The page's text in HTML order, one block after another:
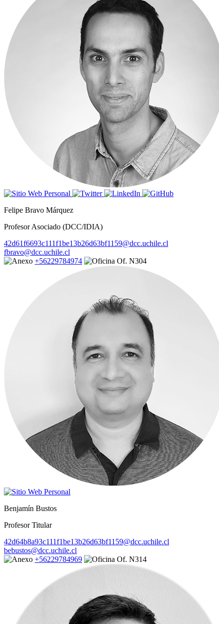
Felipe Bravo Márquez
Profesor Asociado (DCC/IDIA)
42d61f6693c111f1be13b26d63bf1159@dcc.uchile.cl
fbravo@dcc.uchile.cl
+56229784974
Of. N304
Benjamín Bustos
Profesor Titular
42d64b8a93c111f1be13b26d63bf1159@dcc.uchile.cl
bebustos@dcc.uchile.cl
+56229784969
Of. N314